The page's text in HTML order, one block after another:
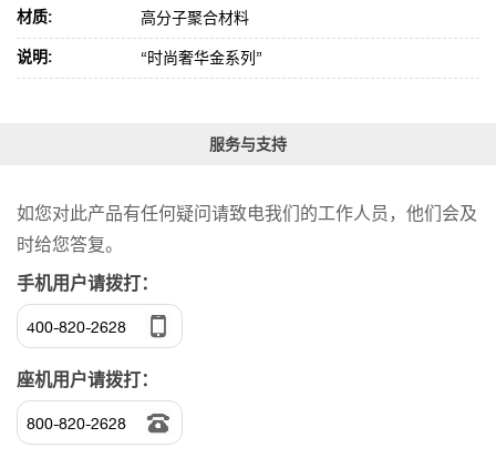
材质: 高分子聚合材料
说明: “时尚奢华金系列”
服务与支持
如您对此产品有任何疑问请致电我们的工作人员，他们会及
时给您答复。
手机用户请拨打：
400-820-2628
座机用户请拨打：
800-820-2628